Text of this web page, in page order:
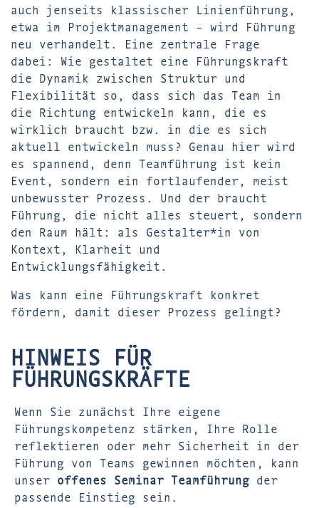
auch jenseits klassischer Linienführung,
etwa im Projektmanagement – wird Führung
neu verhandelt. Eine zentrale Frage
dabei: Wie gestaltet eine Führungskraft
die Dynamik zwischen Struktur und
Flexibilität so, dass sich das Team in
die Richtung entwickeln kann, die es
wirklich braucht bzw. in die es sich
aktuell entwickeln muss? Genau hier wird
es spannend, denn Teamführung ist kein
Event, sondern ein fortlaufender, meist
unbewusster Prozess. Und der braucht
Führung, die nicht alles steuert, sondern
den Raum hält: als Gestalter*in von
Kontext, Klarheit und
Entwicklungsfähigkeit.
Was kann eine Führungskraft konkret
fördern, damit dieser Prozess gelingt?
HINWEIS FÜR
FÜHRUNGSKRÄFTE
Wenn Sie zunächst Ihre eigene
Führungskompetenz stärken, Ihre Rolle
reflektieren oder mehr Sicherheit in der
Führung von Teams gewinnen möchten, kann
unser offenes Seminar Teamführung der
passende Einstieg sein.